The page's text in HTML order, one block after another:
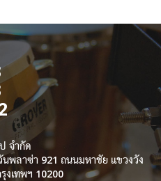
จำกัด
พลาซ่า 921 ถนนมหาชัย แขวงวัง
งเทพฯ 10200